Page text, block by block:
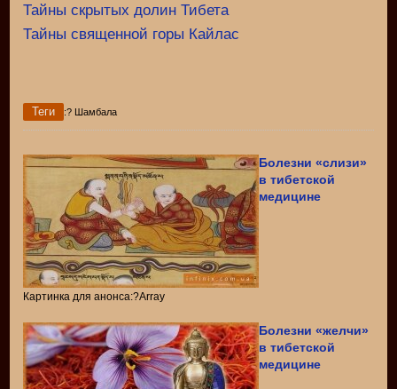
Тайны скрытых долин Тибета
Тайны священной горы Кайлас
Теги :? Шамбала
Болезни «слизи»
в тибетской
медицине
Картинка для анонса:?Array
Болезни «желчи»
в тибетской
медицине